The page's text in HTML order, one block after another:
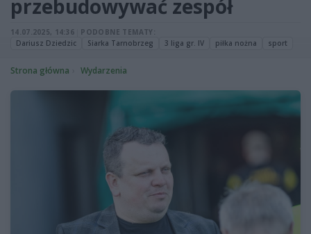
przebudowywać zespół
14.07.2025, 14:36
PODOBNE TEMATY:
Dariusz Dziedzic
Siarka Tarnobrzeg 3 liga gr. IV piłka nożna sport
Strona główna Wydarzenia